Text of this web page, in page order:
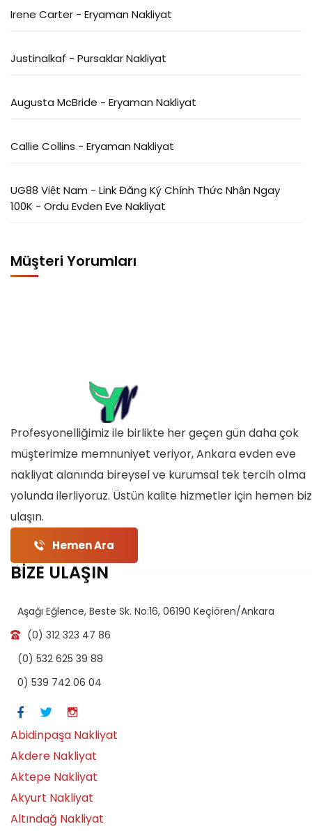
Irene Carter - Eryaman Nakliyat
Justinalkaf - Pursaklar Nakliyat
Augusta McBride - Eryaman Nakliyat
Callie Collins - Eryaman Nakliyat
UG88 Việt Nam - Link Đăng Ký Chính Thức Nhận Ngay
100K - Ordu Evden Eve Nakliyat
Müşteri Yorumları
Profesyonelliğimiz ile birlikte her geçen gün daha çok
müşterimize memnuniyet veriyor, Ankara evden eve
nakliyat alanında bireysel ve kurumsal tek tercih olma
yolunda ilerliyoruz. Üstün kalite hizmetler için hemen
ulaşın.
Hemen Ara
BİZE ULAŞIN
Aşağı Eğlence, Beste Sk. No:16, 06190 Keçiören/Ankara
(0) 312 323 47 86
(0) 532 625 39 88
0) 539 742 06 04
Abidinpaşa Nakliyat
Akdere Nakliyat
Aktepe Nakliyat
Akyurt Nakliyat
Altındağ Nakliyat